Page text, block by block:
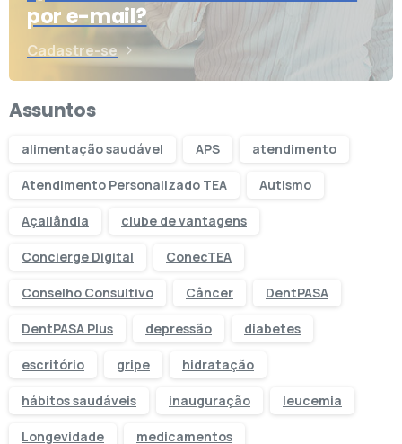
por e-mail?
Cadastre-se
Assuntos
alimentação saudável APS atendimento
Atendimento Personalizado TEA Autismo
Açailândia clube de vantagens
Concierge Digital ConecTEA
Conselho Consultivo Câncer DentPASA
DentPASA Plus depressão diabetes
escritório gripe hidratação
hábitos saudáveis inauguração leucemia
Longevidade medicamentos